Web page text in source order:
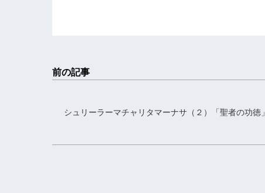
前の記事
シュリーラーマチャリタマーナサ（２）「聖者の功徳」